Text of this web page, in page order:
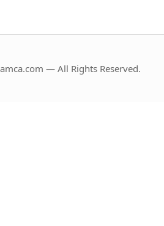
— All Rights Reserved.